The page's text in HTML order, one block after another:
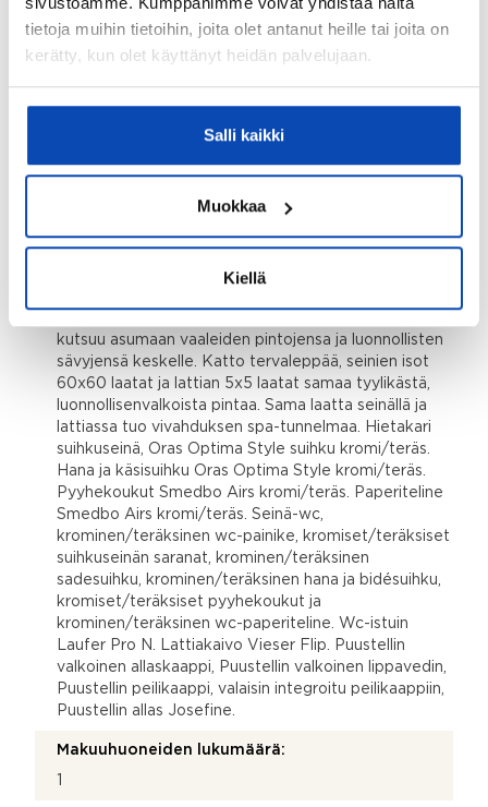
tietoja muihin tietoihin, joita olet antanut heille tai joita on
kerätty, kun olet käyttänyt heidän palvelujaan.
Salli kaikki
Muokkaa
Kiellä
joka houkuttelee rentoutumaan ja viettämään aikaa
yhdessä. Rauhallisen luonteva Classic-sisustusteema
kutsuu asumaan vaaleiden pintojensa ja luonnollisten
rauhallista linjaa. Puustellin keittiö. Keittiöhana Oras
Puustellin lippavedin Cashmere. Keittiön ovet ja
kodinkoneet.
Kylpyhuoneen kuvaus:
kutsuu asumaan vaaleiden pintojensa ja luonnollisten
sävyjensä keskelle. Katto tervaleppää, seinien isot
60x60 laatat ja lattian 5x5 laatat samaa tyylikästä,
luonnollisenvalkoista pintaa. Sama laatta seinällä ja
lattiassa tuo vivahduksen spa-tunnelmaa. Hietakari
suihkuseinä, Oras Optima Style suihku kromi/teräs.
Hana ja käsisuihku Oras Optima Style kromi/teräs.
Pyyhekoukut Smedbo Airs kromi/teräs. Paperiteline
Smedbo Airs kromi/teräs. Seinä-wc,
krominen/teräksinen wc-painike, kromiset/teräksiset
suihkuseinän saranat, krominen/teräksinen
sadesuihku, krominen/teräksinen hana ja bidésuihku,
kromiset/teräksiset pyyhekoukut ja
krominen/teräksinen wc-paperiteline. Wc-istuin
Laufer Pro N. Lattiakaivo Vieser Flip. Puustellin
valkoinen allaskaappi, Puustellin valkoinen lippavedin,
Puustellin peilikaappi, valaisin integroitu peilikaappiin,
Puustellin allas Josefine.
Makuuhuoneiden lukumäärä: